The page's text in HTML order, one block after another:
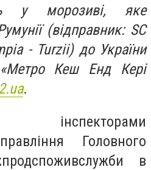
у морозиві, яке
(відправник: SC
- Turzii) до України
Кеш Енд Кері
.
Головного
в